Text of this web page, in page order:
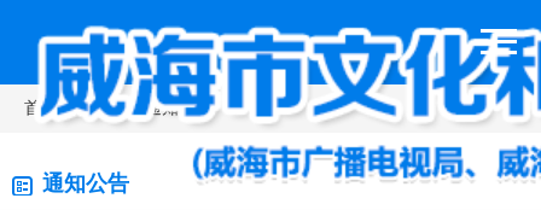
首页>新闻动态> 通知公告
通知公告